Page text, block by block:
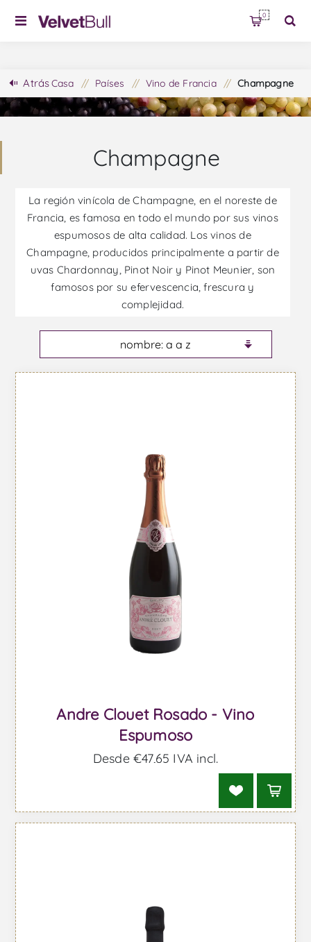
0
AtrásCasa / Países / Vino de Francia / Champagne
Champagne
La región vinícola de Champagne, en el noreste de
Francia, es famosa en todo el mundo por sus vinos
espumosos de alta calidad. Los vinos de
Champagne, producidos principalmente a partir de
uvas Chardonnay, Pinot Noir y Pinot Meunier, son
famosos por su efervescencia, frescura y
complejidad.
Andre Clouet Rosado - Vino
Espumoso
Desde €47,65 IVA incl.